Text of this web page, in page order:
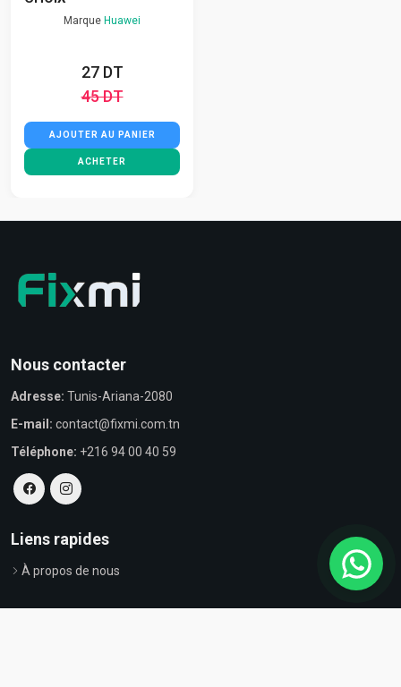
Marque Huawei
27 DT
45 DT
AJOUTER AU PANIER
ACHETER
Nous contacter
Adresse: Tunis-Ariana-2080
E-mail: contact@fixmi.com.tn
Téléphone: +216 94 00 40 59
Liens rapides
À propos de nous